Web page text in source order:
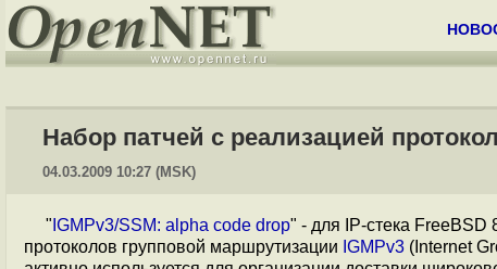
Набор патчей с реализацией
04.03.2009 10:27 (MSK)
" IGMPv3/SSM: alpha code drop" - для IP-стека
протоколов групповой маршрутизации IGMPv3 (Internet